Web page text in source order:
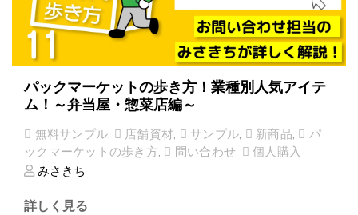
パックマーケットの歩き方！業種別人気アイテ
ム！～弁当屋・惣菜店編～
無料サンプル, 店舗資材, サンプル, 新商品,
パ
ックマーケットの歩き方, 問い合わせ,
個人購入
みさきち
詳しく見る